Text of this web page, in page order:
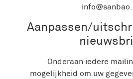
Aanpassen/
Onderaan iedere
mogelijkheid om uw